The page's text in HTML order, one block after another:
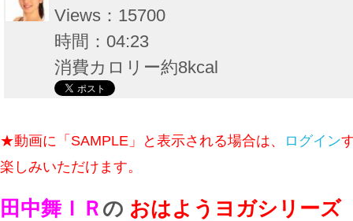
Views：15700
時間：04:23
消費カロリー約8kcal
★動画に「SAMPLE」と表示される場合は、 ログイン
楽しみいただけます。
田中舞ＩＲ の おはようヨガシリーズ